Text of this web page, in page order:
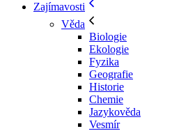
Zajímavosti
Věda
Biologie
Ekologie
Fyzika
Geografie
Historie
Chemie
Jazykověda
Vesmír